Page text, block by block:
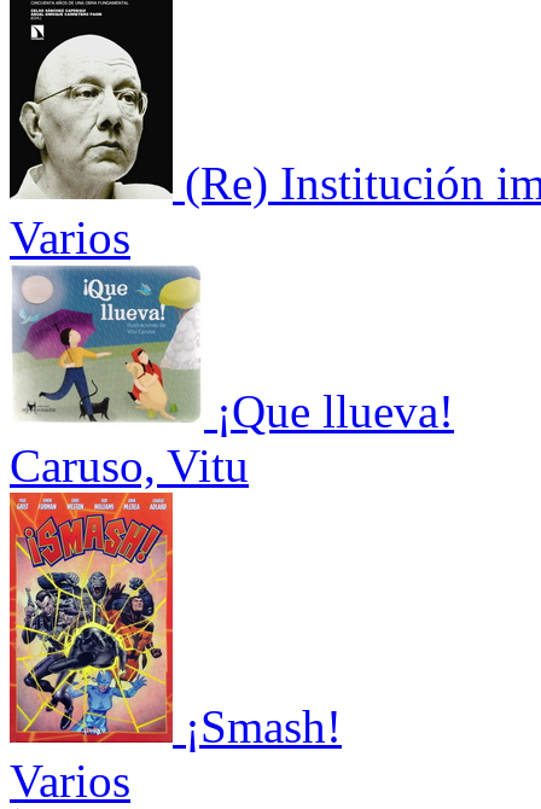
(Re) Institución
Varios
¡Que llueva!
Caruso, Vitu
¡Smash!
Varios